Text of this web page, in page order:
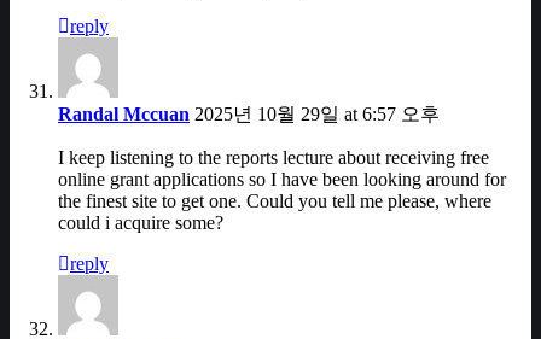
reply
Randal Mccuan 2025년 10월 29일 at 6:57 오후
I keep listening to the reports lecture about receiving free
online grant applications so I have been looking around for
the finest site to get one. Could you tell me please, where
could i acquire some?
reply